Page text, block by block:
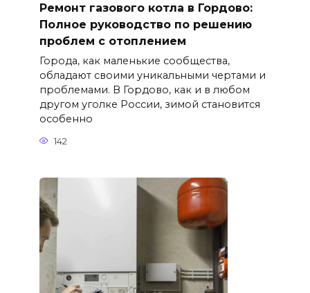
Ремонт газового котла в Гордово:
Полное руководство по решению
проблем с отоплением
Города, как маленькие сообщества,
обладают своими уникальными чертами и
проблемами. В Гордово, как и в любом
другом уголке России, зимой становится
особенно
142